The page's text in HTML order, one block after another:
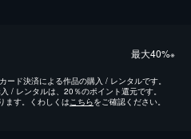
最⼤40%※
ド決済による作品の購入 / レンタルです。
/ レンタルは、20％のポイント還元です。
ます。くわしくはこちらをご確認ください。